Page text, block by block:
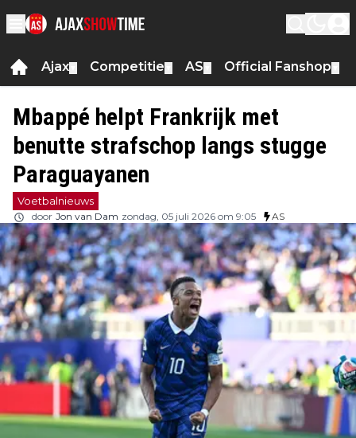
Ajax Competitie AS Official Fanshop
Mbappé helpt Frankrijk met
benutte strafschop langs stugge
Paraguayanen
Voetbalnieuws
door Jon van Dam zondag, 05 juli 2026 om 9:05 AS